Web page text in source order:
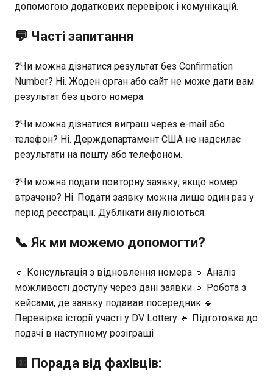
допомогою додаткових перевірок і комунікацій.
💬 Часті запитання
❓Чи можна дізнатися результат без Confirmation
Number? Ні. Жоден орган або сайт не може дати вам
результат без цього номера.
❓Чи можна дізнатися виграш через e-mail або
телефон? Ні. Держдепартамент США не надсилає
результати на пошту або телефоном.
❓Чи можна подати повторну заявку, якщо номер
втрачено? Ні. Подати заявку можна лише один раз у
період реєстрації. Дублікати анулюються.
📞 Як ми можемо допомогти?
🔹 Консультація з відновлення номера 🔹 Аналіз
можливості доступу через дані заявки 🔹 Робота з
кейсами, де заявку подавав посередник 🔹
Перевірка історії участі у DV Lottery 🔹 Підготовка до
подачі в наступному розіграші
🟨 Порада від фахівців: